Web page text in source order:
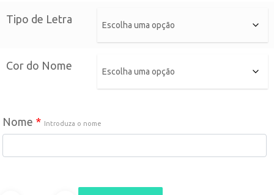
Tipo de Letra
Cor do Nome
Nome * Introduza o nome